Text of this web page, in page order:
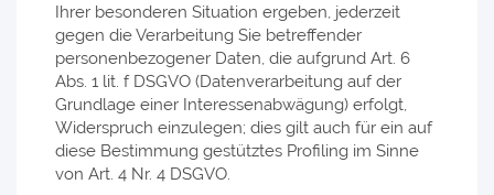
Ihrer besonderen Situation ergeben, jederzeit
gegen die Verarbeitung Sie betreffender
personenbezogener Daten, die aufgrund Art. 6
Abs. 1 lit. f DSGVO (Datenverarbeitung auf der
Grundlage einer Interessenabwägung) erfolgt,
Widerspruch einzulegen; dies gilt auch für ein auf
diese Bestimmung gestütztes Profiling im Sinne
von Art. 4 Nr. 4 DSGVO.